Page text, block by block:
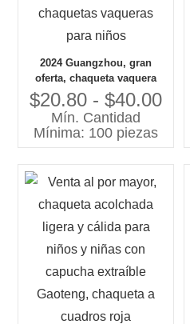
2024 Guangzhou, gran
oferta, chaqueta vaquera
para niños, niñas, venta al
por mayor, moda, fábrica de
chaquetas vaqueras para
niños
$20.80 - $40.00
Mín. Cantidad
Mínima: 100 piezas